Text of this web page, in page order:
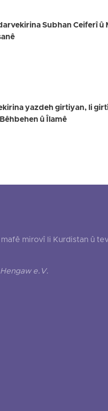
Subhan Ceiferî
yazdeh girtiyan, li
û Îlamê
mirovî li Kurdistan û
e.V.